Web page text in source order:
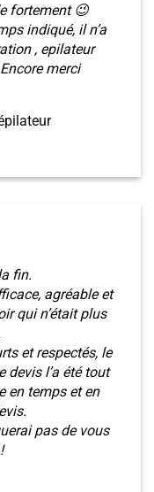
fortement 😉
indiqué, il n’a
, epilateur
merci
fin.
agréable et
qui n’était plus
et respectés, le
devis l’a été tout
en temps et en
pas de vous